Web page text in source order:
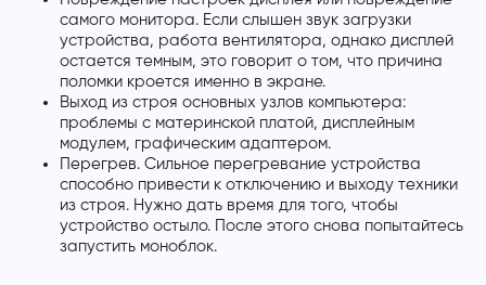
самого монитора. Если слышен звук загрузки
устройства, работа вентилятора, однако дисплей
остается темным, это говорит о том, что причина
поломки кроется именно в экране.
Выход из строя основных узлов компьютера:
проблемы с материнской платой, дисплейным
модулем, графическим адаптером.
Перегрев. Сильное перегревание устройства
способно привести к отключению и выходу техники
из строя. Нужно дать время для того, чтобы
устройство остыло. После этого снова попытайтесь
запустить моноблок.